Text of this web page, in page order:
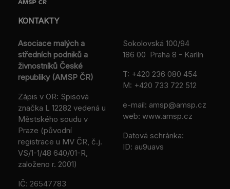
KONTAKTY
Asociace malých a
středních podniků a
živnostníků České
republiky (AMSP ČR)
Zápis v OR: Spisová
značka L 12282 vedená u
Městského soudu v
Praze (původní
registrace u MV ČR, č.j.
VS/1-1/48 640/01-R,
založeno r. 2001)
IČ: 26547783
Sokolovská 100/94
186 00 Praha 8 - Karlín
T: +420 236 080 454
M: +420 733 722 512
e-mail: amsp@amsp.cz
web: www.amsp.cz
Datová schránka:
ID: au9uavs